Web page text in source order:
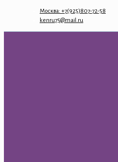
Москва: +7(925)807-72-58
kenru75@mail.ru